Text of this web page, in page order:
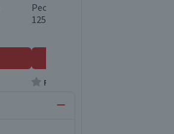
Pechuga de Pavo Ahumada Sopraval
125 g
Producto sin calificar